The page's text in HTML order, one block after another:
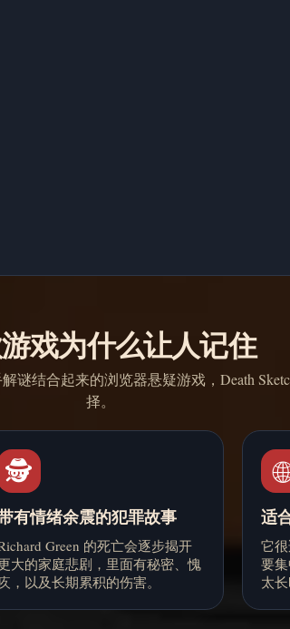
戏为什么让人记住
谜结合起来的浏览器悬疑游戏，Death
择。
🕵️
有情绪余震的犯罪故事
Green 的死亡会逐步揭开
大的家庭悲剧，里面有秘密、愧
，以及长期累积的伤害。
🌐
适
它
要
太长